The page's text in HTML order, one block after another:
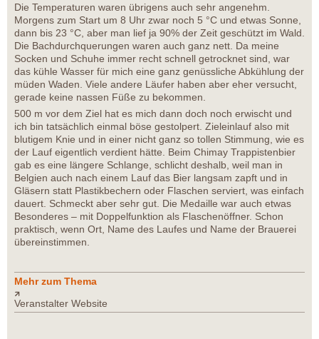
Die Temperaturen waren übrigens auch sehr angenehm.
Morgens zum Start um 8 Uhr zwar noch 5 °C und etwas Sonne,
dann bis 23 °C, aber man lief ja 90% der Zeit geschützt im Wald.
Die Bachdurchquerungen waren auch ganz nett. Da meine
Socken und Schuhe immer recht schnell getrocknet sind, war
das kühle Wasser für mich eine ganz genüssliche Abkühlung der
müden Waden. Viele andere Läufer haben aber eher versucht,
gerade keine nassen Füße zu bekommen.
500 m vor dem Ziel hat es mich dann doch noch erwischt und
ich bin tatsächlich einmal böse gestolpert. Zieleinlauf also mit
blutigem Knie und in einer nicht ganz so tollen Stimmung, wie es
der Lauf eigentlich verdient hätte. Beim Chimay Trappistenbier
gab es eine längere Schlange, schlicht deshalb, weil man in
Belgien auch nach einem Lauf das Bier langsam zapft und in
Gläsern statt Plastikbechern oder Flaschen serviert, was einfach
dauert. Schmeckt aber sehr gut. Die Medaille war auch etwas
Besonderes – mit Doppelfunktion als Flaschenöffner. Schon
praktisch, wenn Ort, Name des Laufes und Name der Brauerei
übereinstimmen.
Mehr zum Thema
Veranstalter Website